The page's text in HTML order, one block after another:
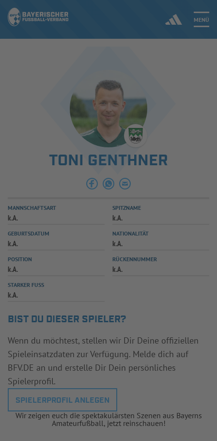
MENÜ
ERGEBNISSE & WETTBEWERBE
SPIELBETRIEB & VERBANDSLEBEN
AUSBILDUNG & FÖRDERUNG
SPIELPLUS
TONI GENTHNER
MANNSCHAFTSART
k.A.
SPITZNAME
k.A.
GEBURTSDATUM
k.A.
NATIONALITÄT
k.A.
POSITION
k.A.
RÜCKENNUMMER
k.A.
STARKER FUSS
k.A.
BIST DU DIESER SPIELER?
Wenn du möchtest, stellen wir Dir Deine offiziellen
Spieleinsatzdaten zur Verfügung. Melde dich auf
BFV.DE an und erstelle Dir Dein persönliches
Spielerprofil.
SPIELERPROFIL ANLEGEN
Wir zeigen euch die spektakulärsten Szenen aus Bayerns
Amateurfußball, jetzt reinschauen!